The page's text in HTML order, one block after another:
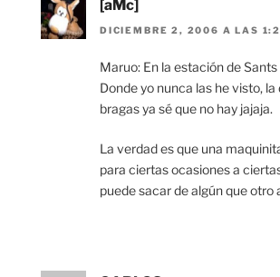
[aMc]
DICIEMBRE 2, 2006 A LAS
Maruo: En la estación de
Donde yo nunca las he visto, la
bragas ya sé que no hay jajaja.
La verdad es que una
para ciertas ocasiones a
puede sacar de algún que otro